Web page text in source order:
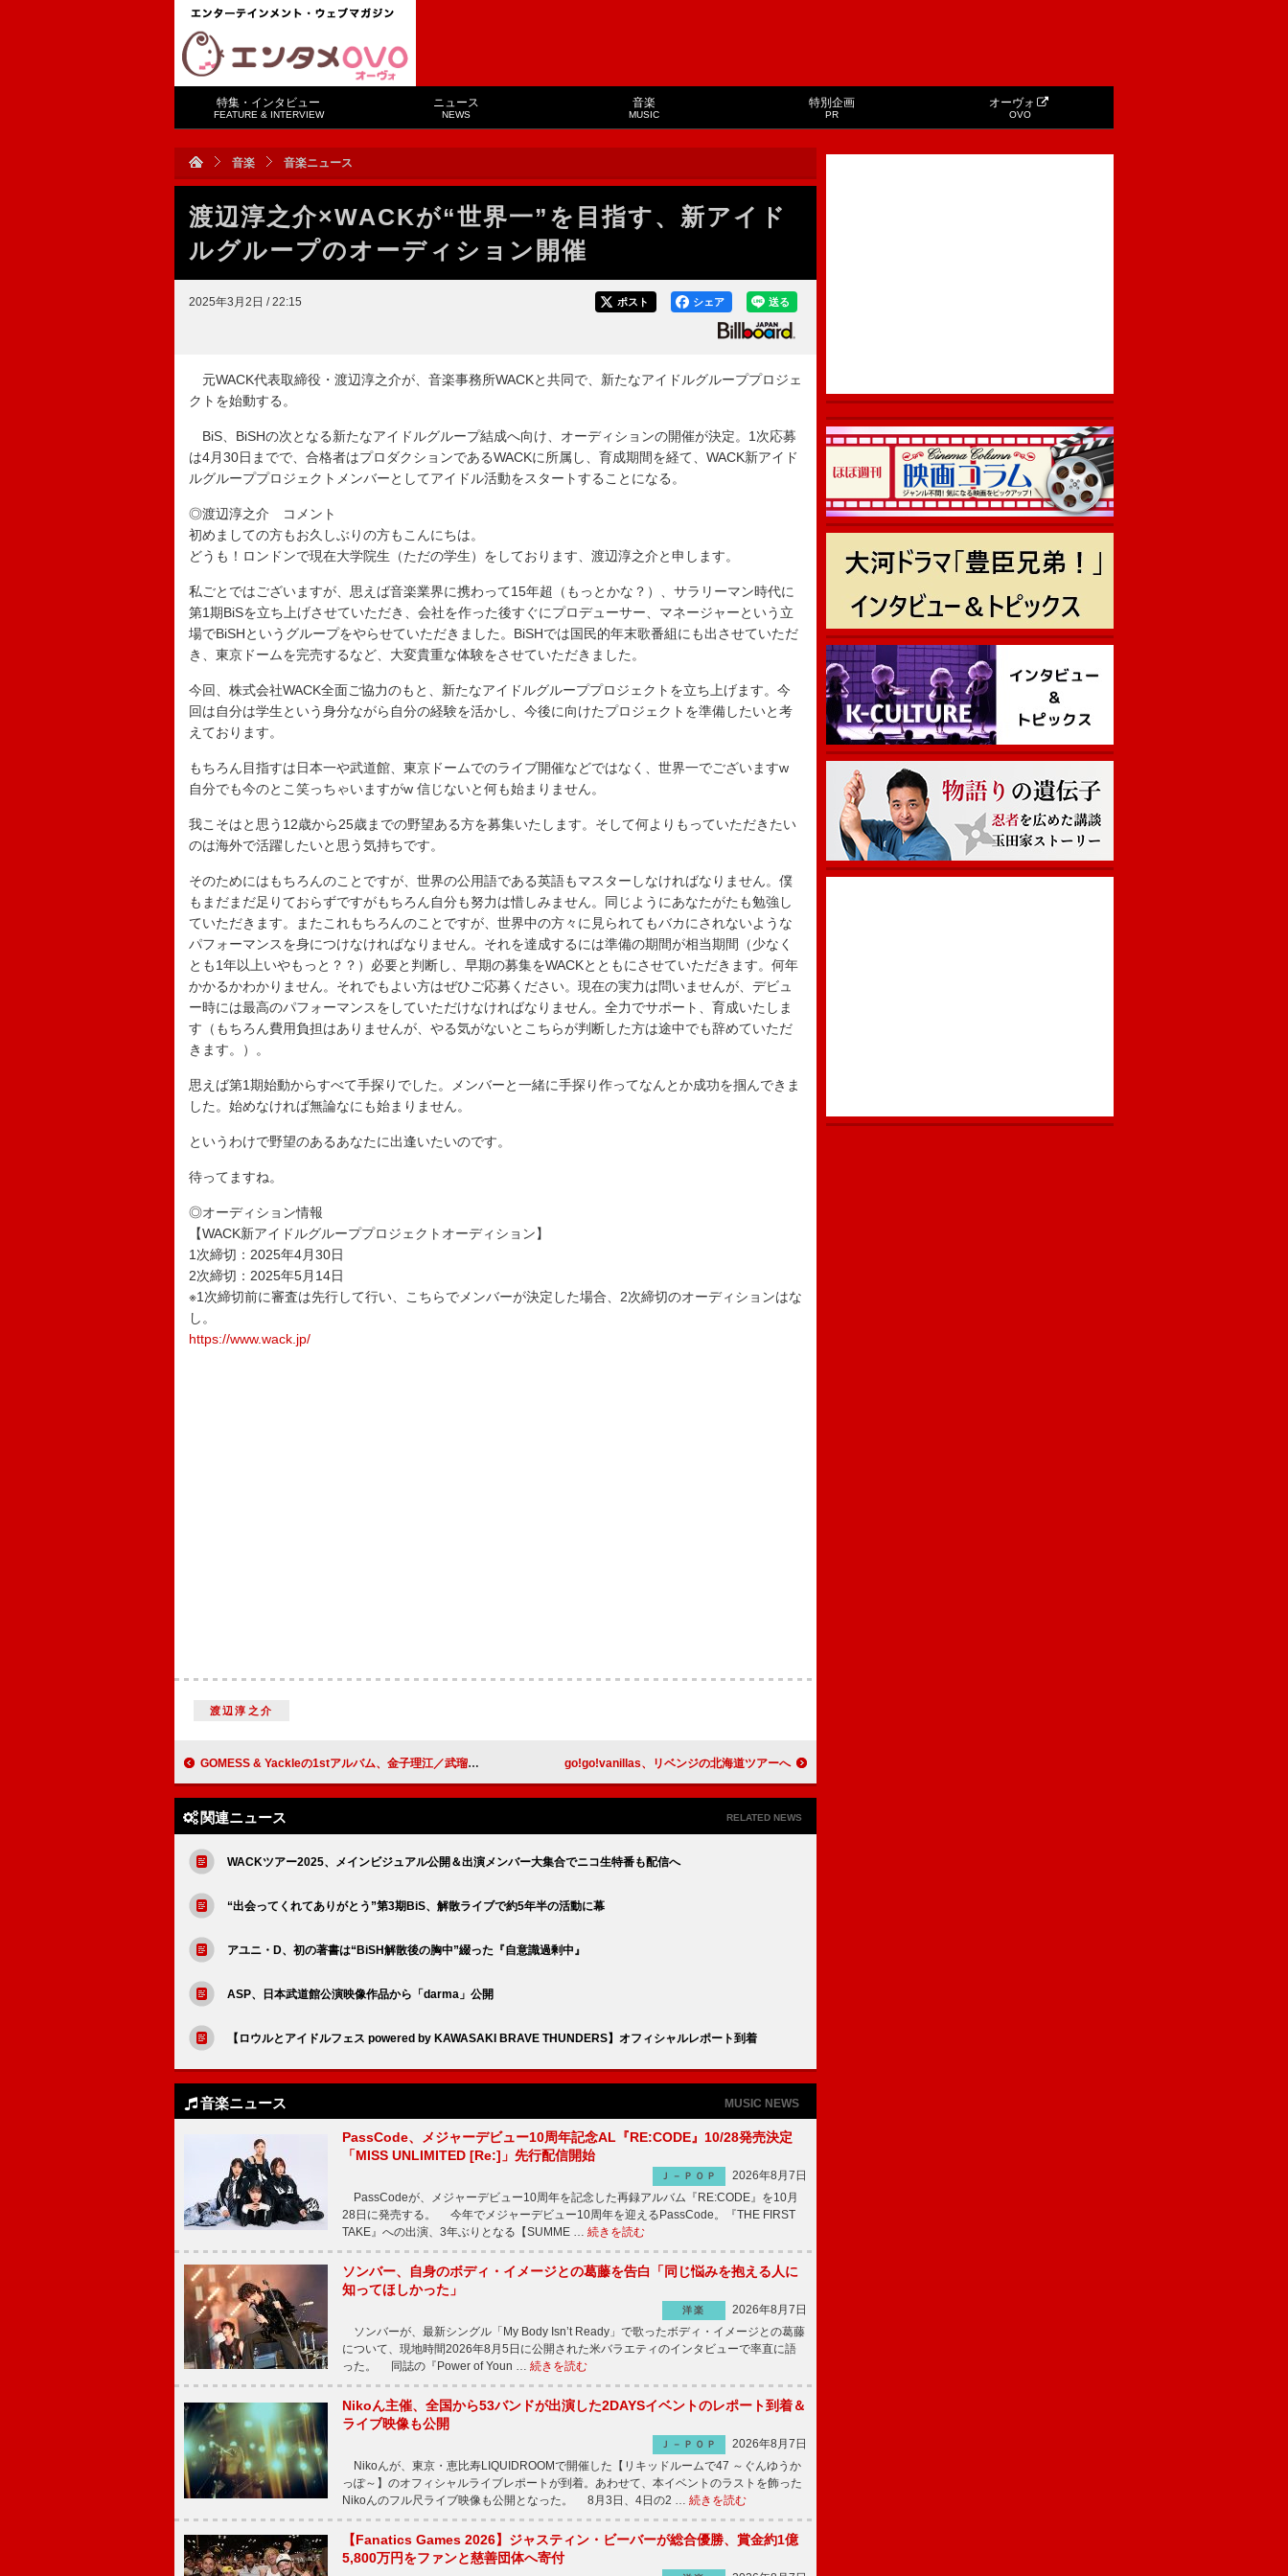
特集・インタビュー
FEATURE & INTERVIEW
ニュース
NEWS
音楽
MUSIC
特別企画
PR
オーヴォ
OVO
音楽 音楽ニュース
渡辺淳之介×WACKが“世界一”を目指す、新アイド
ルグループのオーディション開催
2025年3月2日 / 22:15 送る
シェア
ポスト
元WACK代表取締役・渡辺淳之介が、音楽事務所WACKと共同で、新たなアイドルグループプロジェ
クトを始動する。
BiS、BiSHの次となる新たなアイドルグループ結成へ向け、オーディションの開催が決定。1次応募
は4月30日までで、合格者はプロダクションであるWACKに所属し、育成期間を経て、WACK新アイド
ルグループプロジェクトメンバーとしてアイドル活動をスタートすることになる。
◎渡辺淳之介 コメント
初めましての方もお久しぶりの方もこんにちは。
どうも！ロンドンで現在大学院生（ただの学生）をしております、渡辺淳之介と申します。
私ごとではございますが、思えば音楽業界に携わって15年超（もっとかな？）、サラリーマン時代に
第1期BiSを立ち上げさせていただき、会社を作った後すぐにプロデューサー、マネージャーという立
場でBiSHというグループをやらせていただきました。BiSHでは国民的年末歌番組にも出させていただ
き、東京ドームを完売するなど、大変貴重な体験をさせていただきました。
今回、株式会社WACK全面ご協力のもと、新たなアイドルグループプロジェクトを立ち上げます。今
回は自分は学生という身分ながら自分の経験を活かし、今後に向けたプロジェクトを準備したいと考
えております。
もちろん目指すは日本一や武道館、東京ドームでのライブ開催などではなく、世界一でございますw
自分でも今のとこ笑っちゃいますがw 信じないと何も始まりません。
我こそはと思う12歳から25歳までの野望ある方を募集いたします。そして何よりもっていただきたい
のは海外で活躍したいと思う気持ちです。
そのためにはもちろんのことですが、世界の公用語である英語もマスターしなければなりません。僕
もまだまだ足りておらずですがもちろん自分も努力は惜しみません。同じようにあなたがたも勉強し
ていただきます。またこれもちろんのことですが、世界中の方々に見られてもバカにされないような
パフォーマンスを身につけなければなりません。それを達成するには準備の期間が相当期間（少なく
とも1年以上いやもっと？？）必要と判断し、早期の募集をWACKとともにさせていただきます。何年
かかるかわかりません。それでもよい方はぜひご応募ください。現在の実力は問いませんが、デビュ
ー時には最高のパフォーマンスをしていただけなければなりません。全力でサポート、育成いたしま
す（もちろん費用負担はありませんが、やる気がないとこちらが判断した方は途中でも辞めていただ
きます。）。
思えば第1期始動からすべて手探りでした。メンバーと一緒に手探り作ってなんとか成功を掴んできま
した。始めなければ無論なにも始まりません。
というわけで野望のあるあなたに出逢いたいのです。
待ってますね。
◎オーディション情報
【WACK新アイドルグループプロジェクトオーディション】
1次締切：2025年4月30日
2次締切：2025年5月14日
※1次締切前に審査は先行して行い、こちらでメンバーが決定した場合、2次締切のオーディションはな
し。
https://www.wack.jp/
渡辺淳之介
GOMESS & Yackleの1stアルバム、金子理江／武瑠／小林私／KERENMI／オーラル山中ら参加楽曲を収録 go!go!vanillas、リベンジの北海道ツアーへ
関連ニュース RELATED NEWS
WACKツアー2025、メインビジュアル公開＆出演メンバー大集合でニコ生特番も配信へ
“出会ってくれてありがとう”第3期BiS、解散ライブで約5年半の活動に幕
アユニ・D、初の著書は“BiSH解散後の胸中”綴った『自意識過剰中』
ASP、日本武道館公演映像作品から「darma」公開
【ロウルとアイドルフェス powered by KAWASAKI BRAVE THUNDERS】オフィシャルレポート到着
音楽ニュース MUSIC NEWS
PassCode、メジャーデビュー10周年記念AL『RE:CODE』10/28発売決定
「MISS UNLIMITED [Re:]」先行配信開始
Ｊ－ＰＯＰ
2026年8月7日
PassCodeが、メジャーデビュー10周年を記念した再録アルバム『RE:CODE』を10月
28日に発売する。 今年でメジャーデビュー10周年を迎えるPassCode。『THE FIRST
TAKE』への出演、3年ぶりとなる【SUMME … 続きを読む
ソンバー、自身のボディ・イメージとの葛藤を告白「同じ悩みを抱える人に
知ってほしかった」
洋楽
2026年8月7日
ソンバーが、最新シングル「My Body Isn’t Ready」で歌ったボディ・イメージとの葛藤
について、現地時間2026年8月5日に公開された米バラエティのインタビューで率直に語
った。 同誌の『Power of Youn … 続きを読む
Nikoん主催、全国から53バンドが出演した2DAYSイベントのレポート到着＆
ライブ映像も公開
Ｊ－ＰＯＰ
2026年8月7日
Nikoんが、東京・恵比寿LIQUIDROOMで開催した【リキッドルームで47 ～ぐんゆうか
っぽ～】のオフィシャルライブレポートが到着。あわせて、本イベントのラストを飾った
Nikoんのフル尺ライブ映像も公開となった。 8月3日、4日の2 … 続きを読む
【Fanatics Games 2026】ジャスティン・ビーバーが総合優勝、賞金約1億
5,800万円をファンと慈善団体へ寄付